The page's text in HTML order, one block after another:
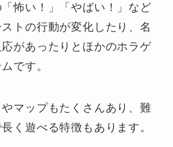
怖い！」「やばい！」など
トの行動が変化したり、名
があったりとほかのホラゲ
です。
マップもたくさんあり、難
く遊べる特徴もあります。